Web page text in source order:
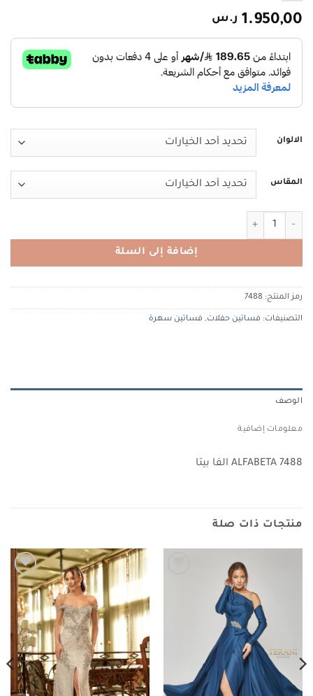
1.950,00 ر.س
الالوان
المقاس
إضافة إلى السلة
رمز المنتج: 7488
التصنيفات: فساتين حفلات, فساتين سهرة
الوصف
معلومات إضافية
ALFABETA 7488 الفا بيتا
منتجات ذات صلة
Add to
wishlist